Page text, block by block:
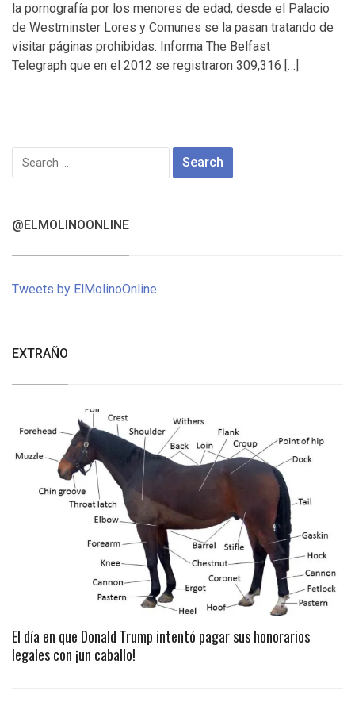
la pornografía por los menores de edad, desde el Palacio
de Westminster Lores y Comunes se la pasan tratando de
visitar páginas prohibidas. Informa The Belfast
Telegraph que en el 2012 se registraron 309,316 […]
Search
for:
@ELMOLINOONLINE
Tweets by ElMolinoOnline
EXTRAÑO
El día en que Donald Trump intentó pagar sus honorarios
legales con ¡un caballo!